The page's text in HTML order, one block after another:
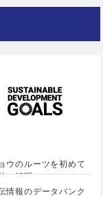
ウのルーツを初めて
に解明
情報のデータバンク